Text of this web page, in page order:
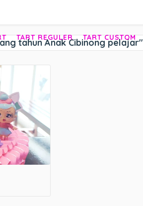
TART REGULER TART CUSTOM
tahun Anak Cibinong pelajar"